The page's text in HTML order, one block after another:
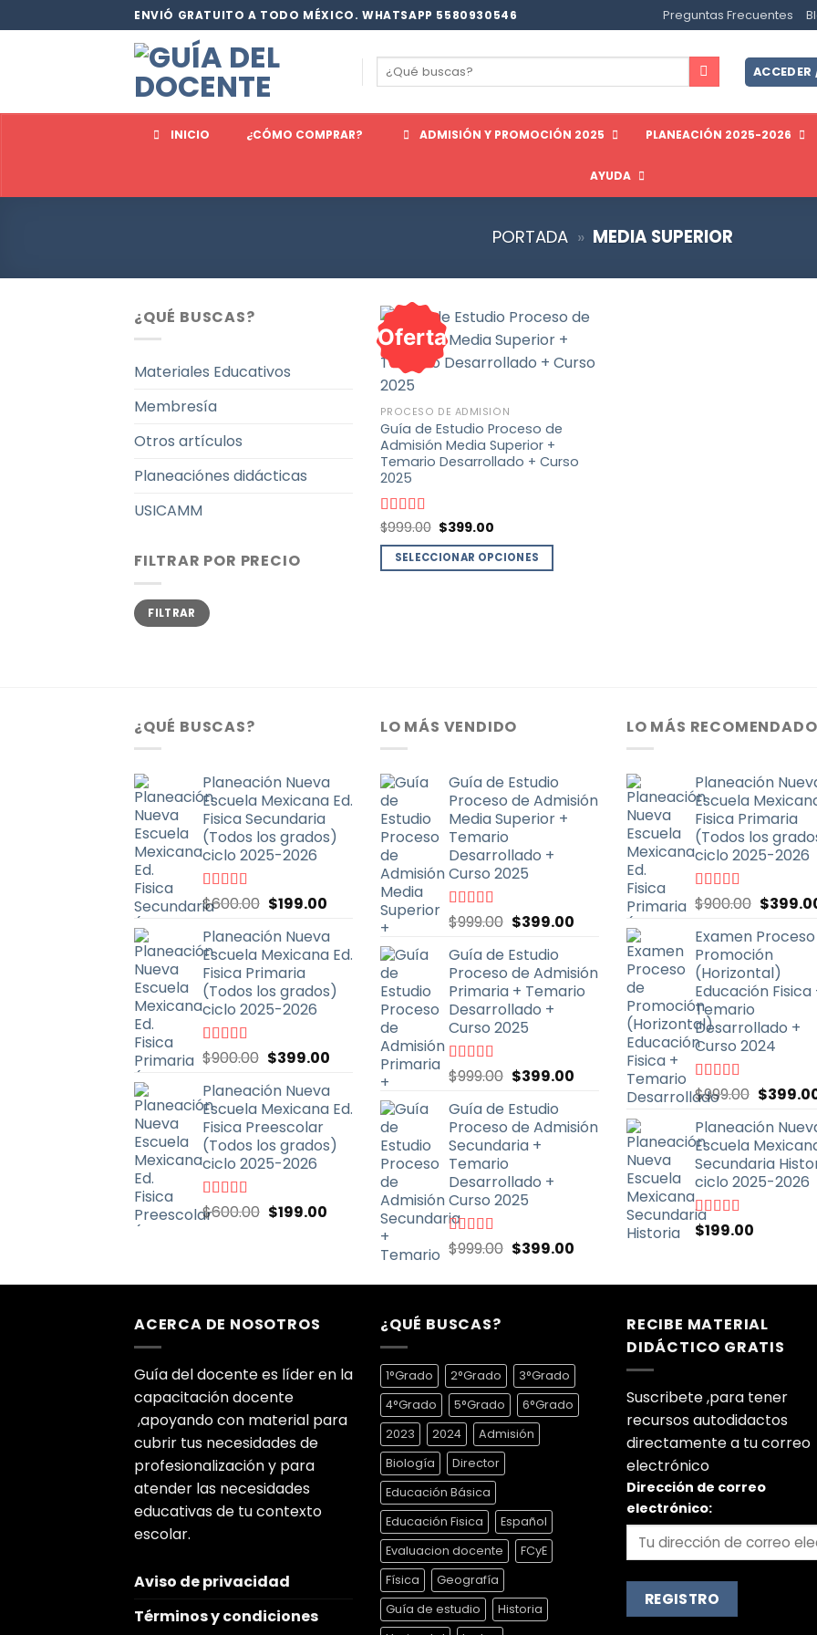
al
ENVIÓ GRATUITO A TODO MÉXICO. WHATSAPP 5580930546 Preguntas Frecuentes
Buscar
por:
ACCEDER
INICIO ¿CÓMO COMPRAR? ADMISIÓN Y PROMOCIÓN 2025 PLANEACIÓN 2025-2026
AYUDA
PORTADA » MEDIA SUPERIOR
¿QUÉ BUSCAS?
Materiales Educativos
Membresía
Otros artículos
Planeaciónes didácticas
USICAMM
FILTRAR POR PRECIO
Precio
mínimo
Precio
máximo
FILTRAR
Oferta
PROCESO DE ADMISIÓN
Guía de Estudio Proceso de
Admisión Media Superior +
Temario Desarrollado + Curso
2025
Valorado
$999.00 El
original
era:
$399.00
actual
es:
SELECCIONAR OPCIONES
se
pueden
en
la
página
de
producto
¿QUÉ BUSCAS?
Planeación Nueva
Escuela Mexicana Ed.
Fisica Secundaria
(Todos los grados)
ciclo 2025-2026
Valorado
con
5
$600.00 El
original
era:
$600.00.
$199.00El
actual
es:
$199.00.
Planeación Nueva
Escuela Mexicana Ed.
Fisica Primaria
(Todos los grados)
ciclo 2025-2026
Valorado
con
5
$900.00 El
original
era:
$900.00.
$399.00El
actual
es:
$399.00.
Planeación Nueva
Escuela Mexicana Ed.
Fisica Preescolar
(Todos los grados)
ciclo 2025-2026
Valorado
con
$600.00 El
$600.00.
$199.00El
$199.00.
LO MÁS VENDIDO
Guía de Estudio
Proceso de Admisión
Media Superior +
Temario
Desarrollado +
Curso 2025
Valorado
con
5
$999.00 El
original
era:
$999.00.
$399.00El
es:
$399.00.
Guía de Estudio
Proceso de Admisión
Primaria + Temario
Desarrollado +
Curso 2025
Valorado
con
5
$999.00 El
original
era:
$999.00.
$399.00El
es:
$399.00.
Guía de Estudio
Proceso de Admisión
Secundaria +
Temario
Desarrollado +
Curso 2025
Valorado
con
$999.00 El
original
$399.00El
actual
$399.00.
LO MÁS RECOMENDADO
Planeación
Escuela
Fisica Primaria
(Todos los
ciclo 2025-2026
Valorado
con
5
$900.00 El
original
era:
$900.00.
$
Examen
Promoción
(Horizontal)
Educación Fisica
Temario
Desarrollado +
Curso 2024
Valorado
con
5
$999.00 El
original
era:
$999.00.
$
Planeación
Escuela
Secundaria
ciclo 2025-2026
Valorado
$199.00
ACERCA DE NOSOTROS
Guía del docente es líder en la
capacitación docente
,apoyando con material para
cubrir tus necesidades de
profesionalización y para
atender las necesidades
educativas de tu contexto
escolar.
Aviso de privacidad
Términos y condiciones
¿QUÉ BUSCAS?
1°Grado 2°Grado
3°Grado
4°Grado
5°Grado
6°Grado
2023
2024
Admisión
Biología
Director
Educación Básica
Educación Fisica
Español
Evaluacion docente
FCyE
Física
Geografía
Guía de estudio
Historia
RECIBE MATERIAL
DIDÁCTICO GRATIS
Suscribete ,para tener
recursos autodidactos
directamente a tu correo
electrónico
Dirección de correo
electrónico: